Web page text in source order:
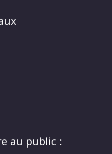
au public :